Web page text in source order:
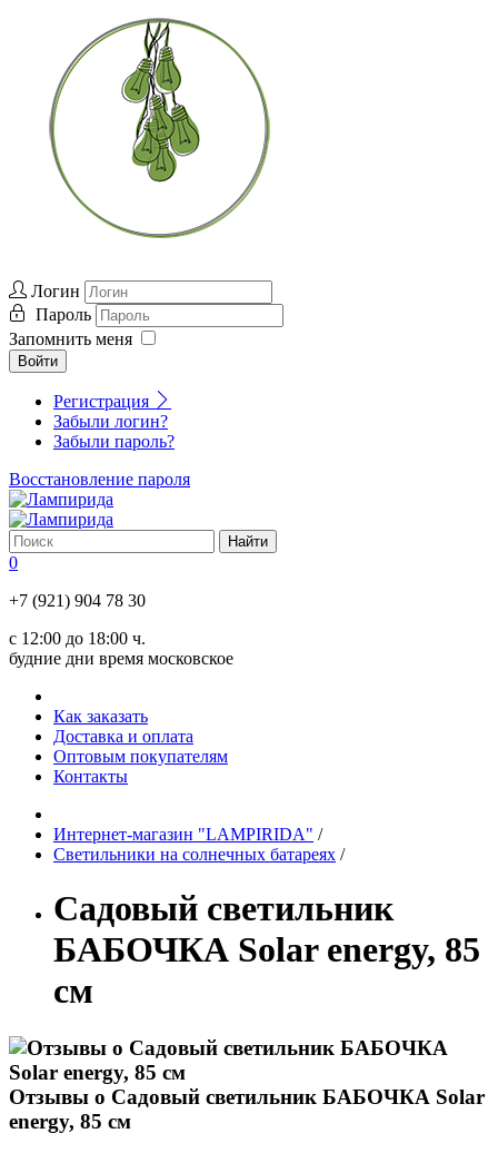
Логин
Пароль
Запомнить меня
Войти
Регистрация
Забыли логин?
Забыли пароль?
Восстановление пароля
0
+7 (921) 904 78 30
с 12:00 до 18:00 ч.
будние дни время московское
Как заказать
Доставка и оплата
Оптовым покупателям
Контакты
Интернет-магазин "LAMPIRIDA" /
Светильники на солнечных батареях /
Садовый светильник
БАБОЧКА Solar energy, 85
см
Отзывы о Садовый светильник БАБОЧКА Solar
energy, 85 см